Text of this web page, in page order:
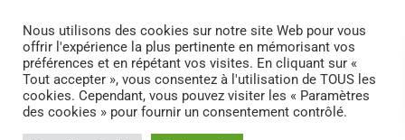
search menu
Nous utilisons des cookies sur notre site Web pour vous
offrir l'expérience la plus pertinente en mémorisant vos
préférences et en répétant vos visites. En cliquant sur «
Tout accepter », vous consentez à l'utilisation de TOUS les
cookies. Cependant, vous pouvez visiter les « Paramètres
des cookies » pour fournir un consentement contrôlé.